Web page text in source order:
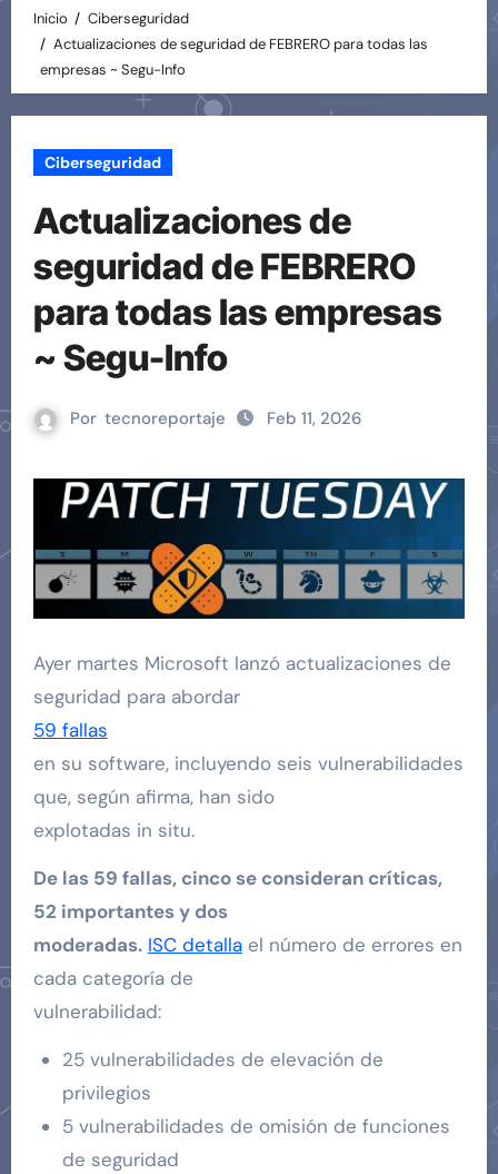
Inicio
Ciberseguridad
Actualizaciones de seguridad de FEBRERO para todas las
empresas ~ Segu-Info
Ciberseguridad
Actualizaciones de
seguridad de FEBRERO
para todas las empresas
~ Segu-Info
Por tecnoreportaje Feb 11, 2026
Ayer martes Microsoft lanzó actualizaciones de
seguridad para abordar
59 fallas
en su software, incluyendo seis vulnerabilidades
que, según afirma, han sido
explotadas in situ.
De las 59 fallas, cinco se consideran críticas,
52 importantes y dos
moderadas. ISC detallael número de errores en
cada categoría de
vulnerabilidad:
25 vulnerabilidades de elevación de
privilegios
5 vulnerabilidades de omisión de funciones
de seguridad